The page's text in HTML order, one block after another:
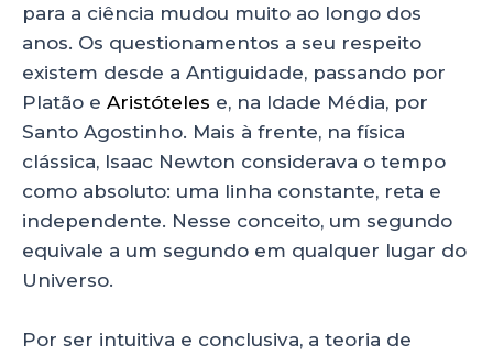
para a ciência mudou muito ao longo dos
anos. Os questionamentos a seu respeito
existem desde a Antiguidade, passando por
Platão e Aristóteles e, na Idade Média, por
Santo Agostinho. Mais à frente, na física
clássica, Isaac Newton considerava o tempo
como absoluto: uma linha constante, reta e
independente. Nesse conceito, um segundo
equivale a um segundo em qualquer lugar do
Universo.
Por ser intuitiva e conclusiva, a teoria de